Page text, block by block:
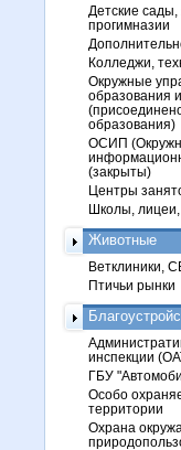
Детские
прогимназии
Колледжи,
Окружные
образования
образования)
ОСИП
(закрыты)
Центры
Школы, лицеи,
Животные
Ветклиники,
Птичьи рынки
инспекции
ГБУ
Особо
территории
Охрана